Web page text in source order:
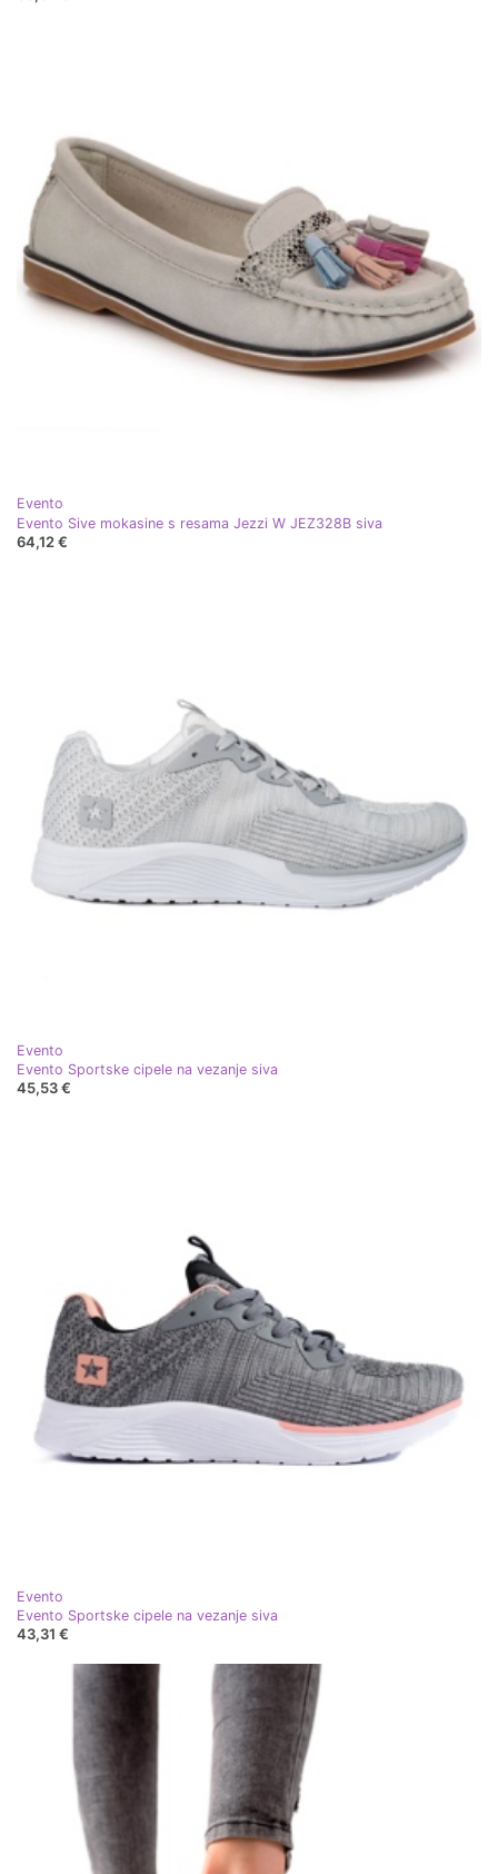
Evento
Evento Sive mokasine s resama Jezzi W JEZ328B siva
64,12 €
Evento
Evento Sportske cipele na vezanje siva
45,53 €
Evento
Evento Sportske cipele na vezanje siva
43,31 €